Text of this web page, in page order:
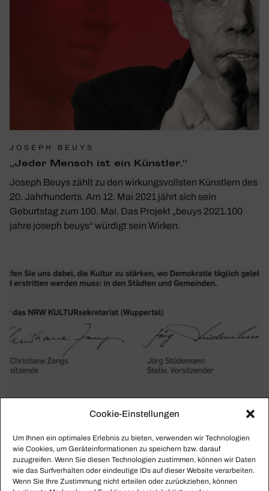
Cookie-Einstellungen
Um Ihnen ein optimales Erlebnis zu bieten, verwenden wir Technologien
wie Cookies, um Geräteinformationen zu speichern bzw. darauf
zuzugreifen. Wenn Sie diesen Technologien zustimmen, können wir Daten
wie das Surfverhalten oder eindeutige IDs auf dieser Website verarbeiten.
Wenn Sie Ihre Zustimmung nicht erteilen oder zurückziehen, können
JOSEPH BEUYS
„Jeder Mensch ist ein Künstler.“
Joseph Beuys zählt zu den wirkungsvollsten Künstlern des
20. Jahrhunderts. Am 12. Mai 2021 jährt sich sein
Geburtstag zum 100. Mal. Das Projekt „beuys 2021.100
jahre joseph beuys“ würdigt sein Wirken.